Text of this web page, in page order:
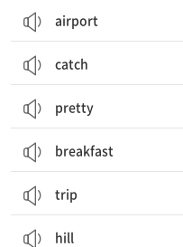
airport
catch
pretty
breakfast
trip
hill